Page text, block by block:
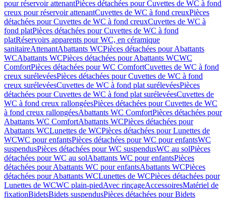
pour réservoir attenantPièces détachées pour Cuvettes de WC à fond
creux pour réservoir attenantCuvettes de WC à fond creuxPièces
détachées pour Cuvettes de WC à fond creuxCuvettes de WC à
fond platPièces détachées pour Cuvettes de WC à fond
platRéservoirs apparents pour WC, en céramique
sanitaireAttenantAbattants WCPièces détachées pour Abattants
WCAbattants WCPièces détachées pour Abattants WCWC
ComfortPièces détachées pour WC ComfortCuvettes de WC à fond
creux surélevéesPièces détachées pour Cuvettes de WC à fond
creux surélevéesCuvettes de WC à fond plat surélevéesPièces
détachées pour Cuvettes de WC à fond plat surélevéesCuvettes de
WC à fond creux rallongéesPièces détachées pour Cuvettes de WC
à fond creux rallongéesAbattants WC ComfortPièces détachées pour
Abattants WC ComfortAbattants WCPièces détachées pour
Abattants WCLunettes de WCPièces détachées pour Lunettes de
WCWC pour enfantsPièces détachées pour WC pour enfantsWC
suspendusPièces détachées pour WC suspendusWC au solPièces
détachées pour WC au solAbattants WC pour enfantsPièces
détachées pour Abattants WC pour enfantsAbattants WCPièces
détachées pour Abattants WCLunettes de WCPièces détachées pour
Lunettes de WCWC plain-piedAvec rinçageAccessoiresMatériel de
fixationBidetsBidets suspendusPièces détachées pour Bidets